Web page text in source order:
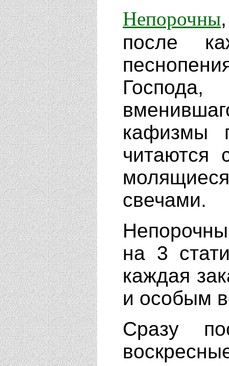
Непорочны
после
кафизмы
читаются
свечами.
на 3
каждая
и особым
Сразу